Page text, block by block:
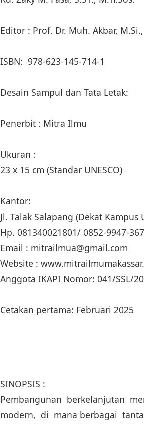
Editor : Prof. Dr. Muh. Akbar,
ISBN: 978-623-145-714-1
Desain Sampul dan Tata Letak:
Penerbit : Mitra Ilmu
Ukuran :
23 x 15 cm (Standar UNESCO)
Kantor:
Jl. Talak Salapang (Dekat Kampus
Hp. 081340021801/ 0852-9947-
Email : mitrailmua@gmail.com
Website :
Anggota IKAPI Nomor: 041/SSL/
Cetakan pertama: Februari 2025
SINOPSIS :
Pembangunan berkelanjutan
modern, di mana berbagai